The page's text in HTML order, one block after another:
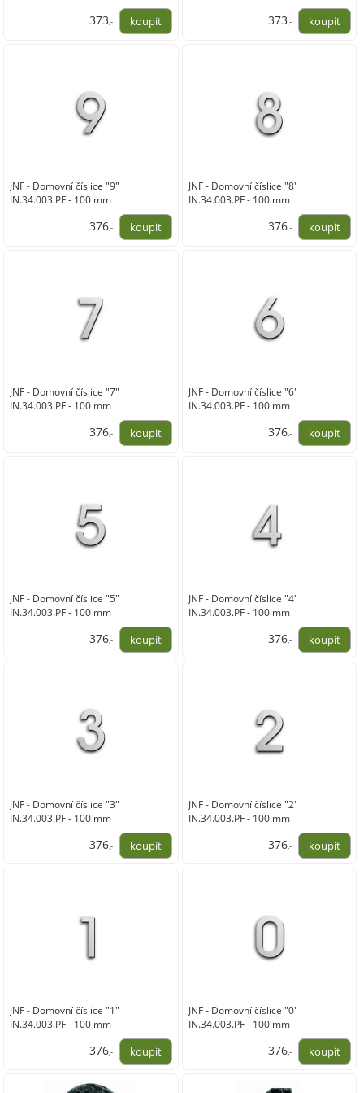
373,- 373,-
JNF - Domovní číslice "9"
IN.34.003.PF - 100 mm
376,-
JNF - Domovní číslice "8"
IN.34.003.PF - 100 mm
376,-
JNF - Domovní číslice "7"
IN.34.003.PF - 100 mm
376,-
JNF - Domovní číslice "6"
IN.34.003.PF - 100 mm
376,-
JNF - Domovní číslice "5"
IN.34.003.PF - 100 mm
376,-
JNF - Domovní číslice "4"
IN.34.003.PF - 100 mm
376,-
JNF - Domovní číslice "3"
IN.34.003.PF - 100 mm
376,-
JNF - Domovní číslice "2"
IN.34.003.PF - 100 mm
376,-
JNF - Domovní číslice "1"
IN.34.003.PF - 100 mm
376,-
JNF - Domovní číslice "0"
IN.34.003.PF - 100 mm
376,-